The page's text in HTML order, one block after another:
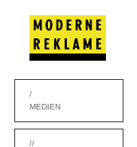
/
MEDIEN
//